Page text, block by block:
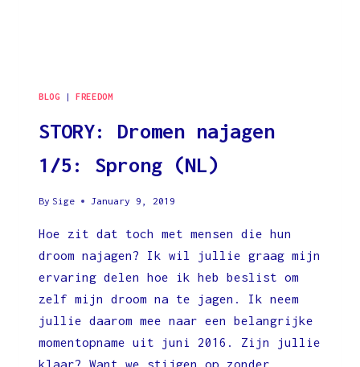
BLOG |FREEDOM
STORY: Dromen najagen
1/5: Sprong (NL)
By Sige January 9, 2019
Hoe zit dat toch met mensen die hun
droom najagen? Ik wil jullie graag mijn
ervaring delen hoe ik heb beslist om
zelf mijn droom na te jagen. Ik neem
jullie daarom mee naar een belangrijke
momentopname uit juni 2016. Zijn jullie
klaar? Want we stijgen op zonder